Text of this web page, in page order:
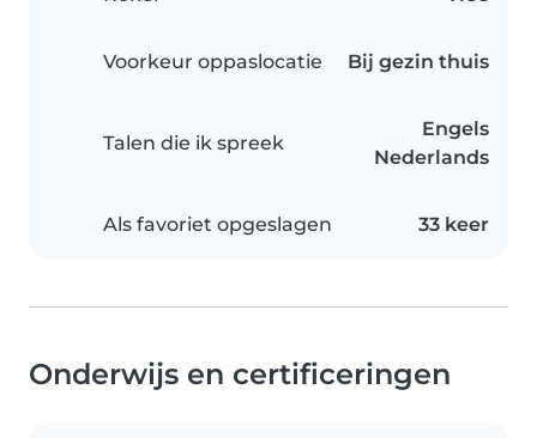
Voorkeur oppaslocatie Bij gezin thuis
Talen die ik spreek
Engels
Nederlands
Als favoriet opgeslagen 33 keer
Onderwijs en certificeringen